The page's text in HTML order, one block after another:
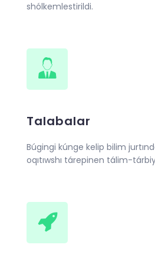
shólkemlestirildi.
Talabalar
Búgingi kúnge kelip bilim
oqıtıwshı tárepinen tálim-